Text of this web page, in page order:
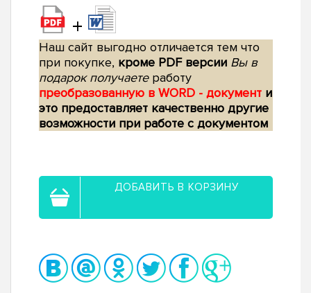
+
Наш сайт выгодно отличается тем что
при покупке, кроме PDF версии Вы в
подарок получаетеработу
преобразованную в WORD - документ и
это предоставляет качественно другие
возможности при работе с документом
ДОБАВИТЬ В КОРЗИНУ